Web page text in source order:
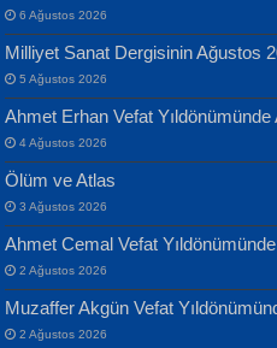
ATİLLA ÖZEN
Sultan Olmadan Önce
Banu Sancak
Defterimden İçeri...
6 Ağustos 2026
Milliyet Sanat Dergisinin Ağustos
5 Ağustos 2026
Ahmet Erhan Vefat Yıldönümünde
4 Ağustos 2026
Ölüm ve Atlas
3 Ağustos 2026
Ahmet Cemal Vefat Yıldönümünde
2 Ağustos 2026
Muzaffer Akgün Vefat
2 Ağustos 2026